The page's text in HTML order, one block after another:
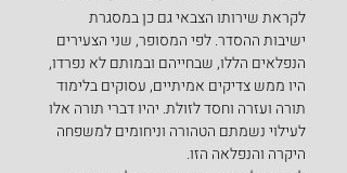
לקראת שירותו הצבאי גם כן במסגרת
ישיבות ההסדר. לפי המסופר, שני הצעירים
הנפלאים הללו, שבחייהם ובמותם לא נפרדו,
היו ממש צדיקים אמיתיים, עסוקים בלימוד
תורה ועזרה וחסד לזולת. יהיו דברי תורה אלו
לעילוי נשמתם הטהורה וניחומים למשפחה
היקרה והנפלאה הזו.